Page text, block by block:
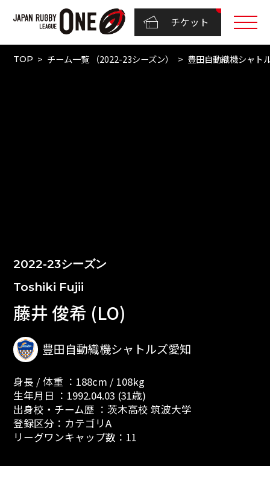
チケット
TOP チーム一覧 （2022-23シーズン） 豊田自動織機シャト
2022-23シーズン
Toshiki Fujii
藤井 俊希 (LO)
豊田自動織機シャトルズ愛知
身長 / 体重 ：188cm / 108kg
生年月日 ：1992.04.03 (31歳)
出身校・チーム歴 ：茨木高校 筑波大学
登録区分：カテゴリA
リーグワンキャップ数：11